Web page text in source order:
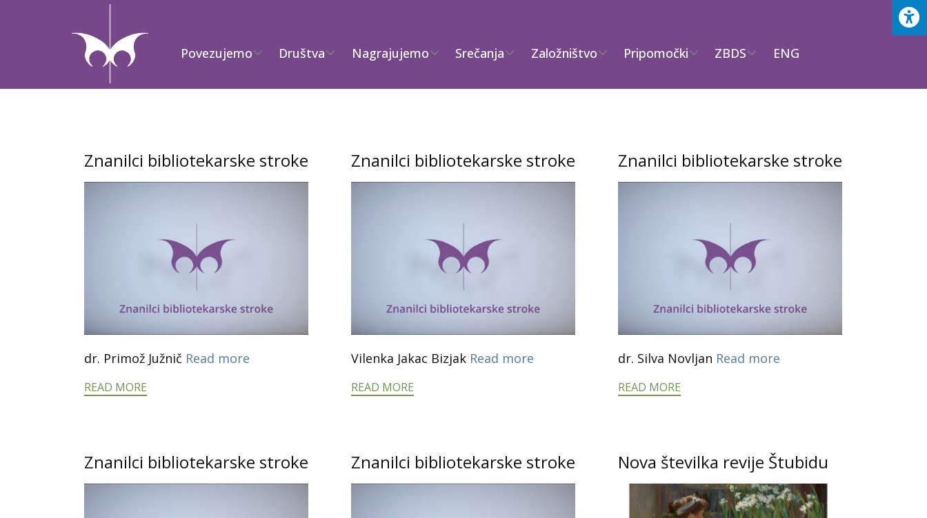
Povezujemo Društva Nagrajujemo Srečanja Založništvo Pripomočki ZBDS ENG
Znanilci bibliotekarske stroke
dr. Primož Južnič Read more
READ MORE
Znanilci bibliotekarske stroke
Vilenka Jakac Bizjak Read more
READ MORE
Znanilci bibliotekarske stroke
dr. Silva Novljan Read more
READ MORE
Znanilci bibliotekarske stroke Znanilci bibliotekarske stroke Nova številka revije Štubidu